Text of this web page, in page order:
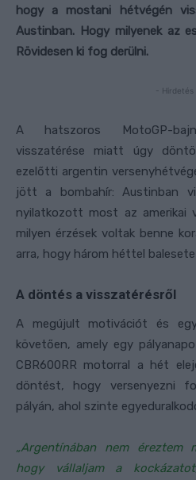
hogy a mostani hétvégén
Austinban. Hogy milyenek az
Rövidesen ki fog derülni.
- Hirdetés -
A hatszoros MotoGP-
visszatérése miatt úgy
ezelőtti argentin
jött a bombahír: Austinban
nyilatkozott most az amerikai
milyen érzések voltak benne
arra, hogy három héttel
A döntés a visszatérésről
A megújult motivációt és
követően, amely egy
CBR600RR motorral a hét
döntést, hogy versenyezni
pályán, ahol szinte
„Argentínában nem éreztem
hogy vállaljam a